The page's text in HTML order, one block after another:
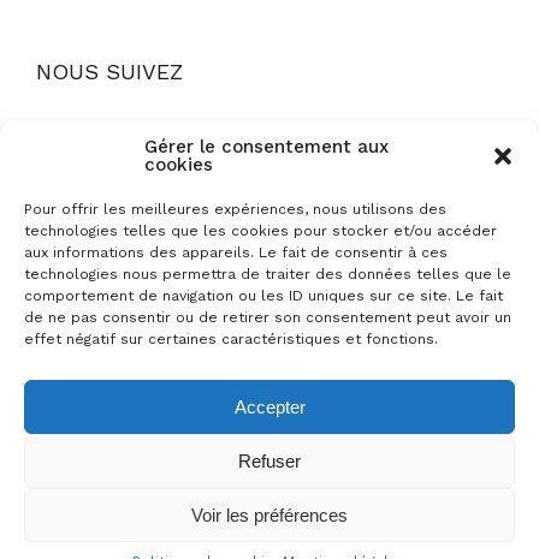
Gérer le consentement aux
cookies
Pour offrir les meilleures expériences, nous utilisons des
technologies telles que les cookies pour stocker et/ou accéder
aux informations des appareils. Le fait de consentir à ces
technologies nous permettra de traiter des données telles que le
comportement de navigation ou les ID uniques sur ce site. Le fait
de ne pas consentir ou de retirer son consentement peut avoir un
effet négatif sur certaines caractéristiques et fonctions.
Accepter
Refuser
Voir les préférences
NOUS SUIVEZ
Mentions légales
Politique de cookies
Foire aux questions
© 2022 LA COLLINE AUX CHALETS. Tous droits
réservé